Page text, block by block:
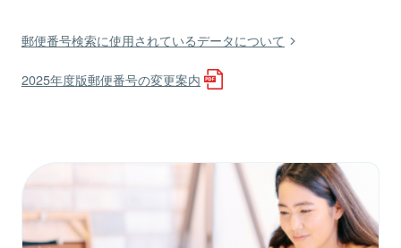
郵便番号検索に使用されているデータについて
2025年度版郵便番号の変更案内